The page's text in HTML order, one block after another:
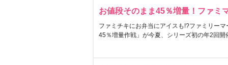
お値段そのまま45％増量！ファミ
ファミチキにお弁当にアイスも!?ファミリー
45％増量作戦」が今夏、シリーズ初の年2回開